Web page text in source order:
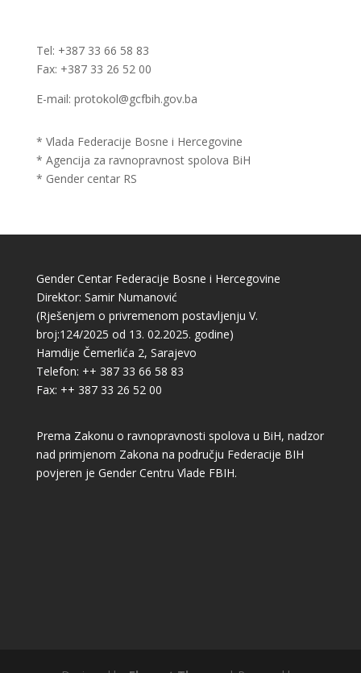
Tel: +387 33 66 58 83
Fax: +387 33 26 52 00
E-mail: protokol@gcfbih.gov.ba
* Vlada Federacije Bosne i Hercegovine
* Agencija za ravnopravnost spolova BiH
* Gender centar RS
Gender Centar Federacije Bosne i Hercegovine
Direktor: Samir Numanović
(Rješenjem o privremenom postavljenju V.
broj:124/2025 od 13. 02.2025. godine)
Hamdije Čemerlića 2, Sarajevo
Telefon: ++ 387 33 66 58 83
Fax: ++ 387 33 26 52 00
Prema Zakonu o ravnopravnosti spolova u BiH, nadzor
nad primjenom Zakona na području Federacije BIH
povjeren je Gender Centru Vlade FBIH.